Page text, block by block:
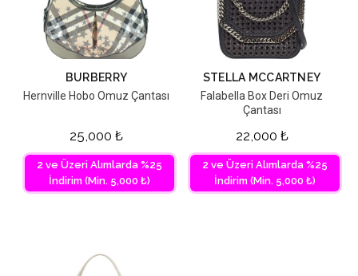
BURBERRY
Hernville Hobo Omuz Çantası
25,000 ₺
2 ve Üzeri Alımlarda %25
İndirim (Min. 5,000 ₺)
STELLA MCCARTNEY
Falabella Box Deri Omuz
Çantası
22,000 ₺
2 ve Üzeri Alımlarda %25
İndirim (Min. 5,000 ₺)